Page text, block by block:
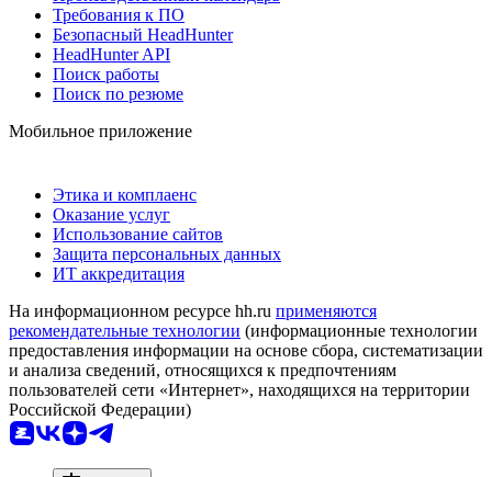
Требования к ПО
Безопасный HeadHunter
HeadHunter API
Поиск работы
Поиск по резюме
Мобильное приложение
Этика и комплаенс
Оказание услуг
Использование сайтов
Защита персональных данных
ИТ аккредитация
На информационном ресурсе hh.ru применяются
рекомендательные технологии (информационные технологии
предоставления информации на основе сбора, систематизации
и анализа сведений, относящихся к предпочтениям
пользователей сети «Интернет», находящихся на территории
Российской Федерации)